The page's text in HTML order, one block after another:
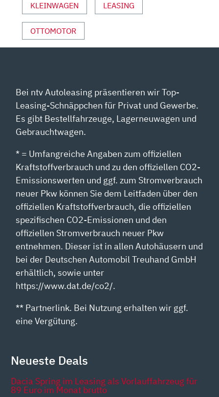
VON
YOUTUBE
ANZEIGEN
KLEINWAGEN LEASING
OTTOMOTOR
Bei ntv Autoleasing präsentieren wir Top-
Leasing-Schnäppchen für Privat und Gewerbe.
Es gibt Bestellfahrzeuge, Lagerneuwagen und
Gebrauchtwagen.
* = Umfangreiche Angaben zum offiziellen
Kraftstoffverbrauch und zu den offiziellen CO2-
Emissionswerten und ggf. zum Stromverbrauch
neuer Pkw können Sie dem Leitfaden über den
offiziellen Kraftstoffverbrauch, die offiziellen
spezifischen CO2-Emissionen und den
offiziellen Stromverbrauch neuer Pkw
entnehmen. Dieser ist in allen Autohäusern und
bei der Deutschen Automobil Treuhand GmbH
erhältlich, sowie unter
https://www.dat.de/co2/.
** Partnerlink. Bei Nutzung erhalten wir ggf.
eine Vergütung.
Neueste Deals
Dacia Spring im Leasing als Vorlauffahrzeug für
89 Euro im Monat brutto